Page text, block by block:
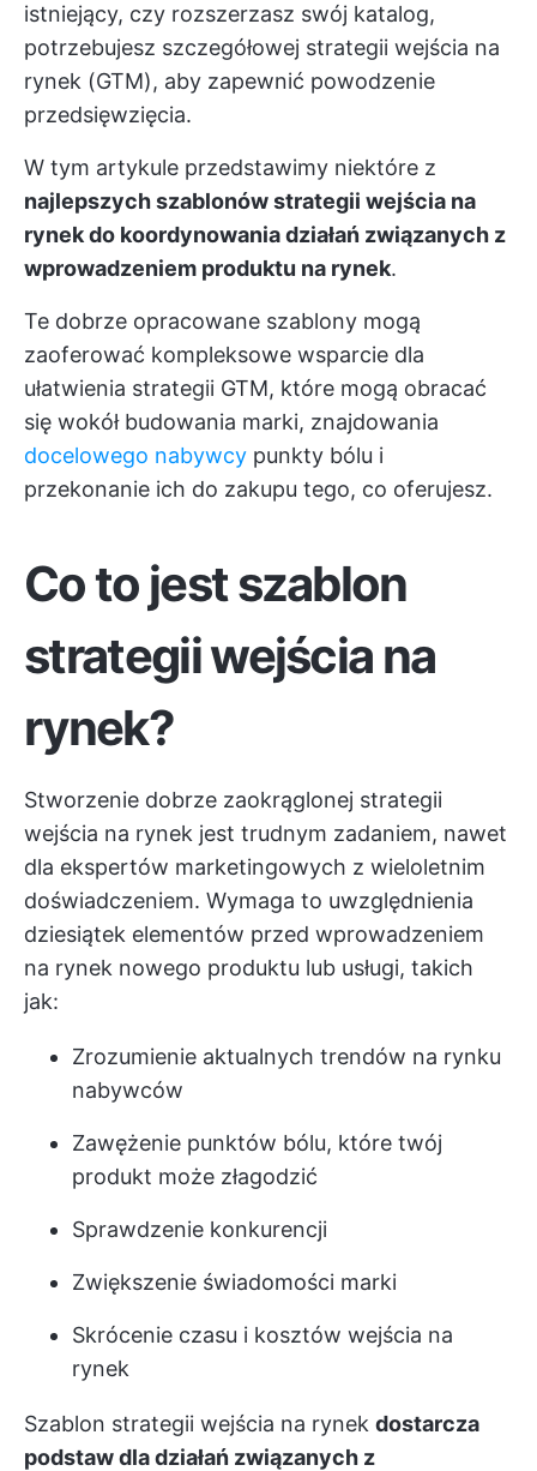
istniejący, czy rozszerzasz swój katalog,
potrzebujesz szczegółowej strategii wejścia na
rynek (GTM), aby zapewnić powodzenie
przedsięwzięcia.
W tym artykule przedstawimy niektóre z
najlepszych szablonów strategii wejścia na
rynek do koordynowania działań związanych z
wprowadzeniem produktu na rynek.
Te dobrze opracowane szablony mogą
zaoferować kompleksowe wsparcie dla
ułatwienia strategii GTM, które mogą obracać
się wokół budowania marki, znajdowania
docelowego nabywcy punkty bólu i
przekonanie ich do zakupu tego, co oferujesz.
Co to jest szablon
strategii wejścia na
rynek?
Stworzenie dobrze zaokrąglonej strategii
wejścia na rynek jest trudnym zadaniem, nawet
dla ekspertów marketingowych z wieloletnim
doświadczeniem. Wymaga to uwzględnienia
dziesiątek elementów przed wprowadzeniem
na rynek nowego produktu lub usługi, takich
jak:
Zrozumienie aktualnych trendów na rynku
nabywców
Zawężenie punktów bólu, które twój
produkt może złagodzić
Sprawdzenie konkurencji
Zwiększenie świadomości marki
Skrócenie czasu i kosztów wejścia na
rynek
Szablon strategii wejścia na rynek dostarcza
podstaw dla działań związanych z